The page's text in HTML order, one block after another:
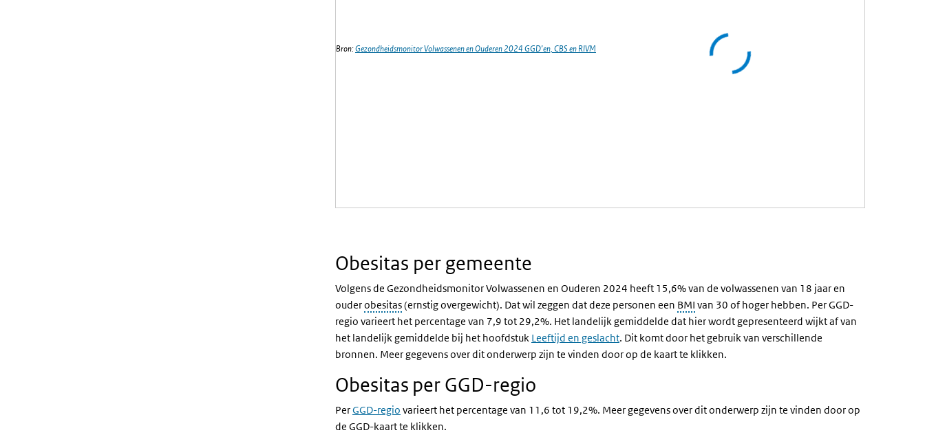
Bron:Gezondheidsmonitor Volwassenen en Ouderen 2024 GGD’en, CBS en RIVM
Obesitas per gemeente
Volgens de Gezondheidsmonitor Volwassenen en Ouderen 2024 heeft 15,6% van de volwassenen van 18 jaar en
ouderobesitas(ernstig overgewicht). Dat wil zeggen dat deze personen een BMI van 30 of hoger hebben. Per GGD-
regio varieert het percentage van 7,9 tot 29,2%. Het landelijk gemiddelde dat hier wordt gepresenteerd wijkt af van
het landelijk gemiddelde bij het hoofdstuk Leeftijd en geslacht. Dit komt door het gebruik van verschillende
bronnen. Meer gegevens over dit onderwerp zijn te vinden door op de kaart te klikken.
Obesitas per GGD-regio
PerGGD-regio varieert het percentage van 11,6 tot 19,2%. Meer gegevens over dit onderwerp zijn te vinden door op
de GGD-kaart te klikken.